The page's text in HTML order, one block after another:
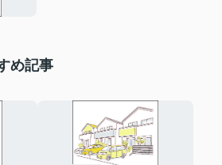
め記事